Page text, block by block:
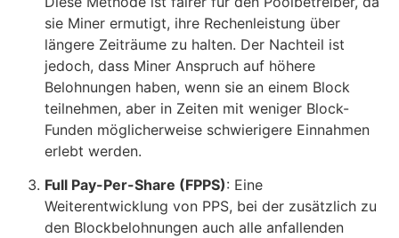
sie Miner ermutigt, ihre Rechenleistung über
längere Zeiträume zu halten. Der Nachteil ist
jedoch, dass Miner Anspruch auf höhere
Belohnungen haben, wenn sie an einem Block
teilnehmen, aber in Zeiten mit weniger Block-
Funden möglicherweise schwierigere Einnahmen
erlebt werden.
Full Pay-Per-Share (FPPS): Eine
Weiterentwicklung von PPS, bei der zusätzlich zu
den Blockbelohnungen auch alle anfallenden